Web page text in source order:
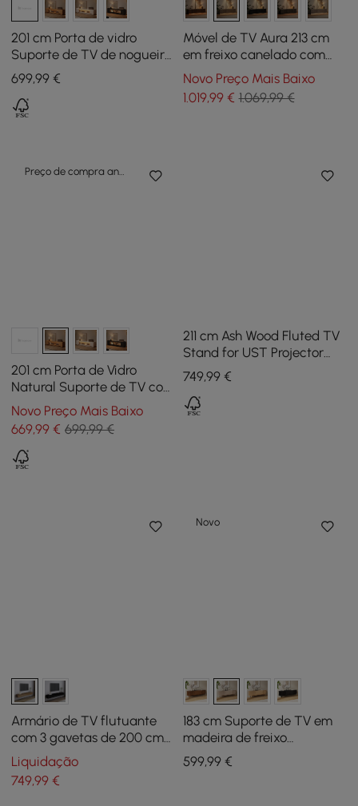
201 cm Porta de vidro
Suporte de TV de nogueira
com arrumação e LED
699,99 €
Móvel de TV Aura 213 cm
em freixo canelado com
tampo de pedra
sinterizada e luz LED -
natural
Novo Preço Mais Baixo
1.019,99€ 1.069,99 €
201 cm Porta de Vidro
Natural Suporte de TV com
Armazenamento e LED
Novo Preço Mais Baixo
669,99 € 699,99 €
211 cm Ash Wood Fluted TV
Stand for UST Projector
with Cabinets
749,99€
Armário de TV flutuante
com 3 gavetas de 200 cm
em cor nogueira
Liquidação
749,99 €
Novo
183 cm Suporte de TV em
madeira de freixo
canelada esbranquiçada
com armazenamento
599,99€